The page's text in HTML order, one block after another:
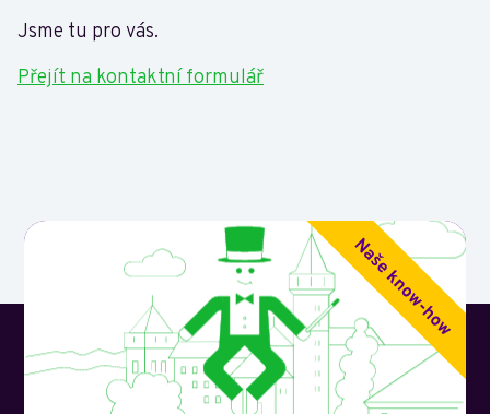
Jsme tu pro vás.
Přejít na kontaktní formulář